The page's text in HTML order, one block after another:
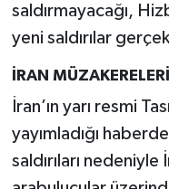
saldırmayacağı,
yeni saldırılar
İRAN
İran’ın yarı resmi
yayımladığı
saldırıları